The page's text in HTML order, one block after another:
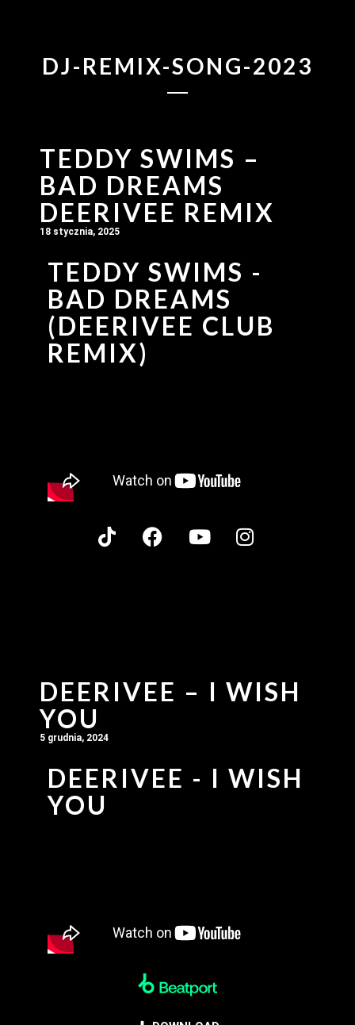
DJ-REMIX-SONG-2023
TEDDY SWIMS –
BAD DREAMS
DEERIVEE REMIX
18 stycznia, 2025
TEDDY SWIMS -
BAD DREAMS
(DEERIVEE CLUB
REMIX)
DEERIVEE – I WISH
YOU
5 grudnia, 2024
DEERIVEE - I WISH
YOU